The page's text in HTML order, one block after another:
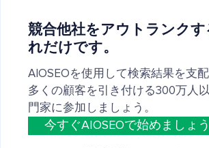
競合他社をアウトランクす
れだけです。
AIOSEOを使用して検索結果を支
多くの顧客を引き付ける300万人
門家に参加しましょう。
今すぐAIOSEOで始めましょう